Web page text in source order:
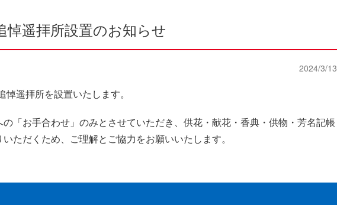
悼遥拝所設置のお知らせ
2024/3/13
遥拝所を設置いたします。
「お手合わせ」のみとさせていただき、供花・献花・香典・供物・芳名記帳
ただくため、ご理解とご協力をお願いいたします。